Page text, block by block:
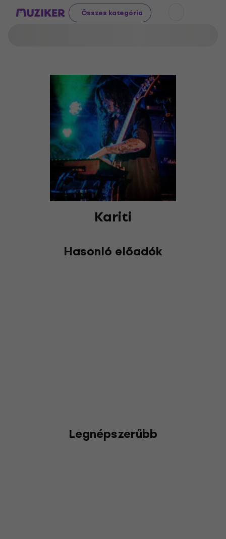
Összes kategória
Kariti
Hasonló előadók
Legnépszerűbb